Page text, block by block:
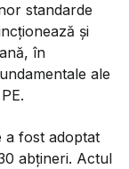
standarde
şi
în
ale
a fost adoptat
abţineri. Actul